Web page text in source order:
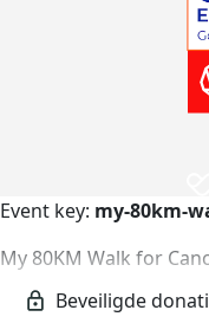
Event key: my-80km-
My 80KM Walk for
my-80km-walk-for-